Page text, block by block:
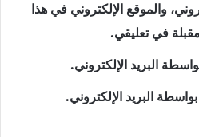
والموقع الإلكتروني في هذا
في تعليقي.
البريد الإلكتروني.
البريد الإلكتروني.